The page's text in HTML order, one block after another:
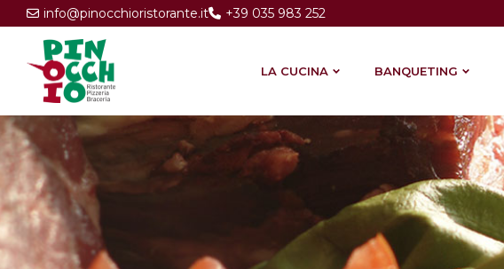
Email:
info@pinocchioristorante.it
Telefono:
+39 035 983 252
LA CUCINA BANQUETING